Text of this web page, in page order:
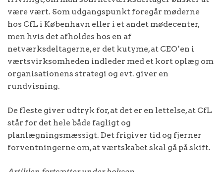
være vært. Som udgangspunkt foregår møderne
hos CfL i København eller i et andet mødecenter,
men hvis det afholdes hos en af
netværksdeltagerne, er det kutyme, at CEO’en i
værtsvirksomheden indleder med et kort oplæg om
organisationens strategi og evt. giver en
rundvisning.
De fleste giver udtryk for, at det er en lettelse, at CfL
står for det hele både fagligt og
planlægningsmæssigt. Det frigiver tid og fjerner
forventningerne om, at værtskabet skal gå på skift.